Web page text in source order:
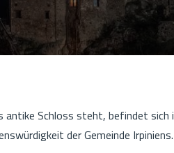
Schloss steht, befindet sich
der Gemeinde Irpiniens.